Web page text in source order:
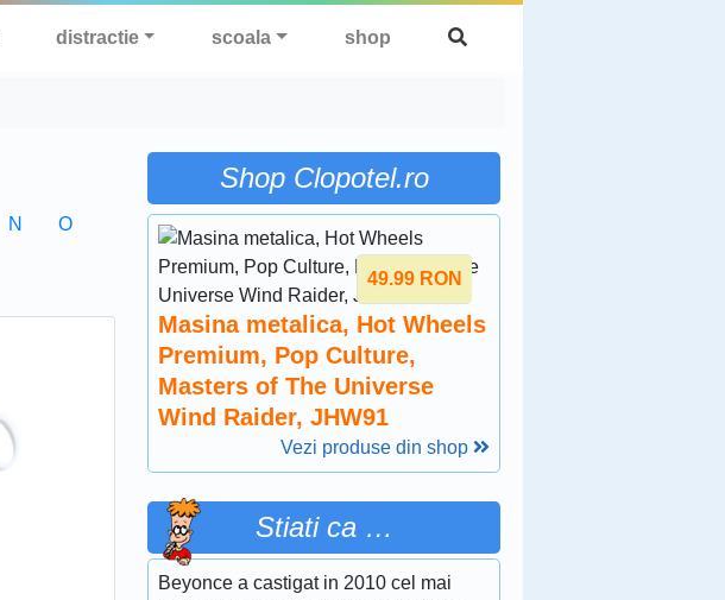
distractie scoala shop
N O
Shop Clopotel.ro
49.99 RON
Masina metalica, Hot Wheels
Premium, Pop Culture,
Masters of The Universe
Wind Raider, JHW91
Vezi produse din shop
Stiati ca …
Beyonce a castigat in 2010 cel mai